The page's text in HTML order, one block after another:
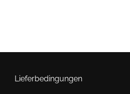
Lieferbedingungen